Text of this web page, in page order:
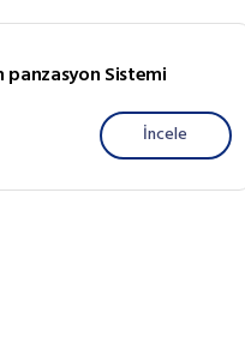
panzasyon Sistemi
İncele